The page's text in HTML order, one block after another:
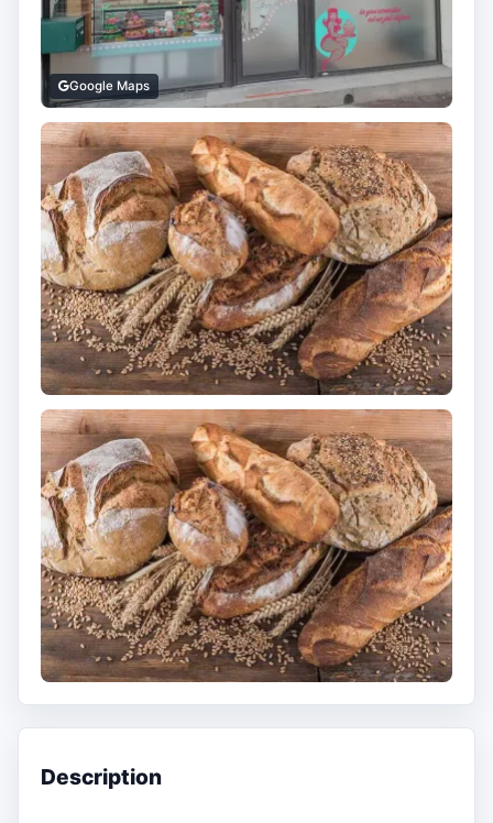
Google Maps
Description